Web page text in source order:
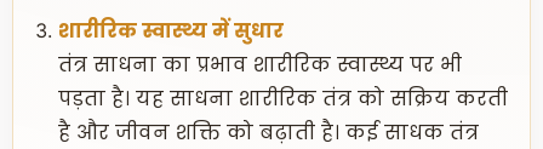
शारीरिक स्वास्थ्य में सुधार
तंत्र साधना का प्रभाव शारीरिक स्वास्थ्य पर भी
पड़ता है। यह साधना शारीरिक तंत्र को सक्रिय करती
है और जीवन शक्ति को बढ़ाती है। कई साधक तंत्र